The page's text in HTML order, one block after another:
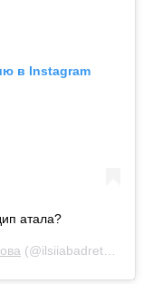
в Instagram
атала?
(@ilsiiabadretdinova)